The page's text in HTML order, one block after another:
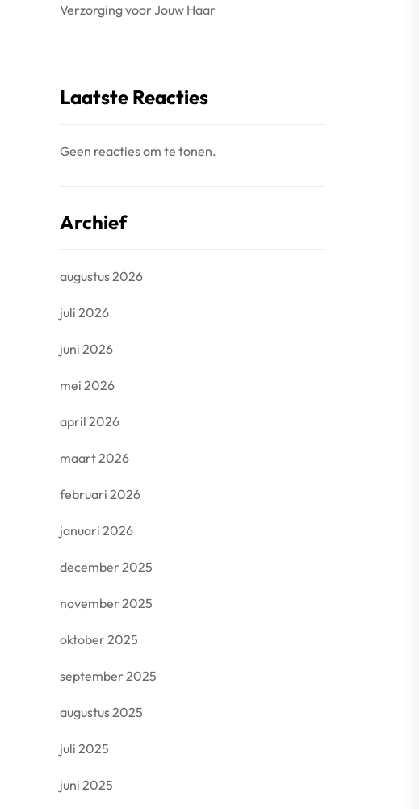
Verzorging voor Jouw Haar
Laatste Reacties
Geen reacties om te tonen.
Archief
augustus 2026
juli 2026
juni 2026
mei 2026
april 2026
maart 2026
februari 2026
januari 2026
december 2025
november 2025
oktober 2025
september 2025
augustus 2025
juli 2025
juni 2025